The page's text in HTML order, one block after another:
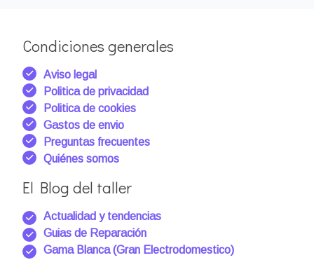
Condiciones generales
Aviso legal
Politica de privacidad
Politica de cookies
Gastos de envio
Preguntas frecuentes
Quiénes somos
El Blog del taller
Actualidad y tendencias
Guias de Reparación
Gama Blanca (Gran Electrodomestico)